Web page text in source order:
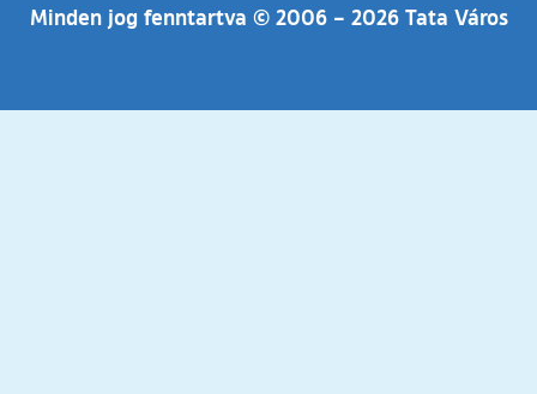
Minden jog fenntartva © 2006 – 2026 Tata Város